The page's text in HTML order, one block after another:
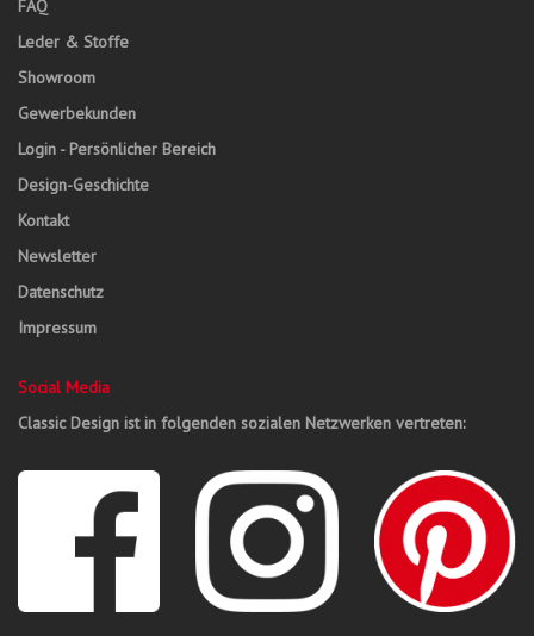
FAQ
Leder & Stoffe
Showroom
Gewerbekunden
Login - Persönlicher Bereich
Design-Geschichte
Kontakt
Newsletter
Datenschutz
Impressum
Social Media
Classic Design ist in folgenden sozialen Netzwerken vertreten: